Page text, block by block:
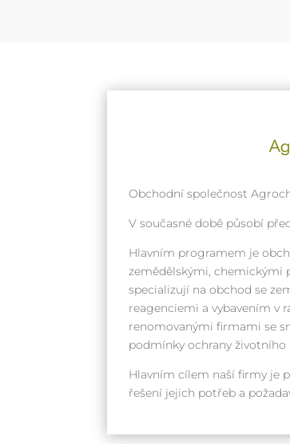
Obchodní společnost
V současné době působí
Hlavním programem je
zemědělskými,
specializují na obchod se
reagenciemi a vybavením v
renomovanými firmami se
podmínky ochrany životního
Hlavním cílem naší firmy je
řešení jejich potřeb a